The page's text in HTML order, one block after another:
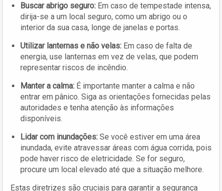
Buscar abrigo seguro: Em caso de tempestade intensa,
dirija-se a um local seguro, como um abrigo ou o
interior da sua casa, longe de janelas e portas.
Utilizar lanternas e não velas: Em caso de falta de
energia, use lanternas em vez de velas, que podem
representar riscos de incêndio.
Manter a calma: É importante manter a calma e não
entrar em pânico. Siga as orientações fornecidas pelas
autoridades e tenha atenção às informações
disponíveis.
Lidar com inundações: Se você estiver em uma área
inundada, evite atravessar áreas com água corrida, pois
pode haver risco de eletricidade. Se for seguro,
procure um local elevado até que a situação melhore.
Estas diretrizes são cruciais para garantir a segurança